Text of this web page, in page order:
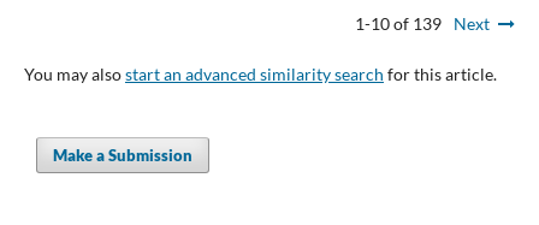
1-10 of 139 Next
You may alsostart an advanced similarity search for this article.
Make a Submission